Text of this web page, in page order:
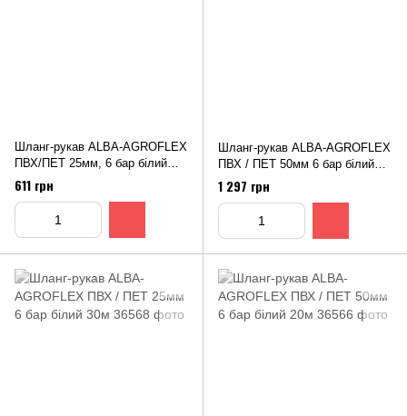
Шланг-рукав ALBA-АGROFLEX
ПВХ/ПЕТ 25мм, 6 бар білий
20м
611 грн
Шланг-рукав ALBA-АGROFLEX
ПВХ / ПЕТ 50мм 6 бар білий
30м
1 297 грн